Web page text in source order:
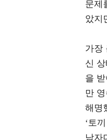
문제
았지
가장
신
을
만
해명
‘토
남자